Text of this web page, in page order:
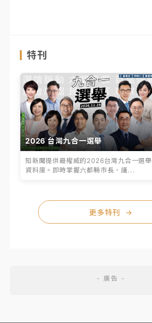
特刊
2026 台灣九合一選舉
知新聞提供最權威的2026台灣九合一選舉
資料庫。即時掌握六都縣市長、議...
更多特刊 →